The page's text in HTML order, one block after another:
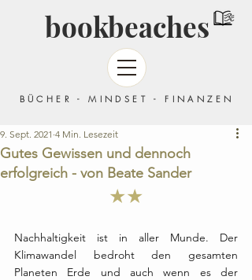
bookbeaches
BÜCHER - MINDSET - FINANZEN
Gutes Gewissen und dennoch
erfolgreich - von Beate Sander
9. Sept. 2021 4 Min. Lesezeit
★★
Nachhaltigkeit ist in aller Munde. Der
Klimawandel bedroht den gesamten
Planeten Erde und auch wenn es der